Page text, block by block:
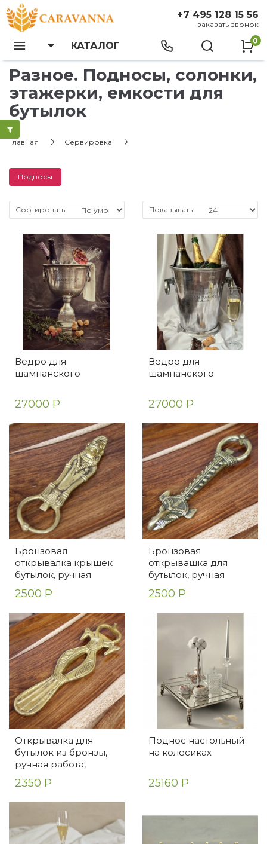
+7 495 128 15 56
заказать звонок
КАТАЛОГ 0
Разное. Подносы, солонки,
этажерки, емкости для
бутылок
Главная Сервировка
Подносы
Показывать:
Сортировать:
Ведро для
шампанского
27000 Р
Ведро для
шампанского
27000 Р
Бронзовая
открывалка крышек
бутылок, ручная
работа
2500 Р
Бронзовая
открывашка для
бутылок, ручная
работа, Индия
2500 Р
Открывалка для
бутылок из бронзы,
ручная работа,
Индия
2350 Р
Поднос настольный
на колесиках
25160 Р